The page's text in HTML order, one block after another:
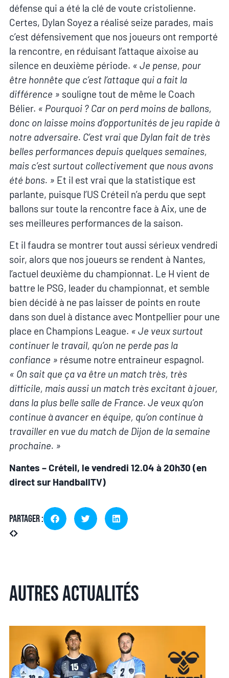
défense qui a été la clé de voute cristolienne.
Certes, Dylan Soyez a réalisé seize parades, mais
c’est défensivement que nos joueurs ont remporté
la rencontre, en réduisant l’attaque aixoise au
silence en deuxième période. « Je pense, pour
être honnête que c’est l’attaque qui a fait la
différence » souligne tout de même le Coach
Bélier. « Pourquoi ? Car on perd moins de ballons,
donc on laisse moins d’opportunités de jeu rapide à
notre adversaire. C’est vrai que Dylan fait de très
belles performances depuis quelques semaines,
mais c’est surtout collectivement que nous avons
été bons. » Et il est vrai que la statistique est
parlante, puisque l’US Créteil n’a perdu que sept
ballons sur toute la rencontre face à Aix, une de
ses meilleures performances de la saison.
Et il faudra se montrer tout aussi sérieux vendredi
soir, alors que nos joueurs se rendent à Nantes,
l’actuel deuxième du championnat. Le H vient de
battre le PSG, leader du championnat, et semble
bien décidé à ne pas laisser de points en route
dans son duel à distance avec Montpellier pour une
place en Champions League. « Je veux surtout
continuer le travail, qu’on ne perde pas la
confiance » résume notre entraineur espagnol.
« On sait que ça va être un match très, très
difficile, mais aussi un match très excitant à jouer,
dans la plus belle salle de France. Je veux qu’on
continue à avancer en équipe, qu’on continue à
travailler en vue du match de Dijon de la semaine
prochaine. »
Nantes – Créteil, le vendredi 12.04 à 20h30 (en
direct sur HandballTV)
Partager :
Autres actualités